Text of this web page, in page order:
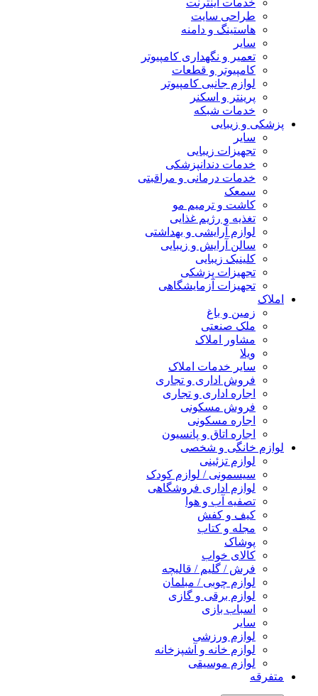
خدمات اینترنت
طراحی سایت
هاستینگ و دامنه
سایر
تعمیر و نگهداری کامپیوتر
کامپیوتر و قطعات
لوازم جانبی کامپیوتر
پرینتر و اسکنر
خدمات شبکه
پزشکی و زیبایی
سایر
تجهیزات زیبایی
خدمات دندانپزشکی
خدمات درمانی و مراقبتی
سمعک
کاشت و ترمیم مو
تغذیه و رژیم غذایی
لوازم آرایشی و بهداشتی
سالن آرایش و زیبایی
کلینیک زیبایی
تجهیزات پزشکی
تجهیزات آزمایشگاهی
املاک
زمین و باغ
ملک صنعتی
مشاور املاک
ویلا
سایر خدمات املاک
فروش اداری و تجاری
اجاره اداری و تجاری
فروش مسکونی
اجاره مسکونی
اجاره اتاق و پانسیون
لوازم خانگی و شخصی
لوازم تزئینی
سیسمونی / لوازم کودک
لوازم اداری فروشگاهی
تصفیه آب و هوا
کیف و کفش
مجله و کتاب
پوشاک
کالای خواب
فرش / گلیم / قالیچه
لوازم چوبی / مبلمان
لوازم برقی و گازی
اسباب بازی
سایر
لوازم ورزشی
لوازم خانه و آشپزخانه
لوازم موسیقی
متفرقه